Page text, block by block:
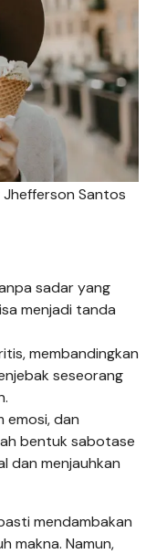
Santos
sadar yang
menjadi tanda
membandingkan
seseorang
emosi, dan
bentuk sabotase
dan menjauhkan
mendambakan
makna. Namun,